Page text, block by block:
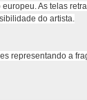
As telas
do artista.
representando a